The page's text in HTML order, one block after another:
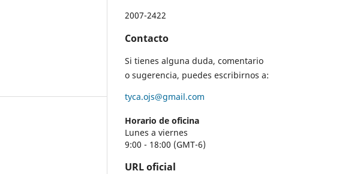
2007-2422
Contacto
Si tienes alguna duda, comentario
o sugerencia, puedes escribirnos a:
tyca.ojs@gmail.com
Horario de oficina
Lunes a viernes
9:00 - 18:00 (GMT-6)
URL oficial